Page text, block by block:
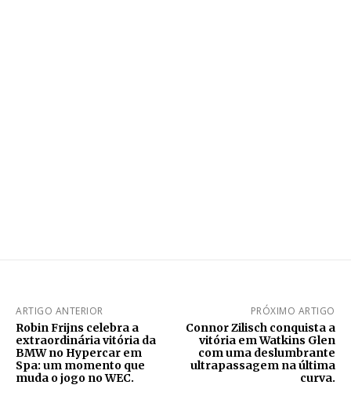
ARTIGO ANTERIOR
Robin Frijns celebra a
extraordinária vitória da
BMW no Hypercar em
Spa: um momento que
muda o jogo no WEC.
PRÓXIMO ARTIGO
Connor Zilisch conquista a
vitória em Watkins Glen
com uma deslumbrante
ultrapassagem na última
curva.